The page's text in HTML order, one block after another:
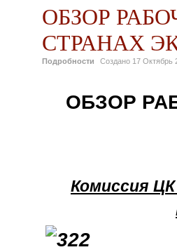
ОБЗОР
СТРАНАХ
Подробности Создано 17 Октябрь
ОБЗОР
Комиссия